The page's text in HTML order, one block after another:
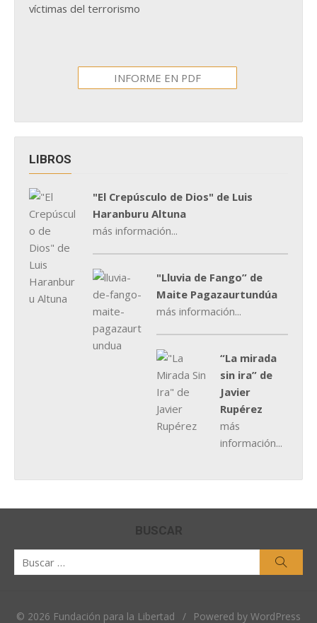
víctimas del terrorismo
INFORME EN PDF
LIBROS
"El Crepúsculo de Dios" de Luis
Haranburu Altuna
más información...
"Lluvia de Fango” de
Maite Pagazaurtundúa
más información...
“La mirada
sin ira” de
Javier
Rupérez
más
información...
BUSCAR
© 2026 Fundación para la Libertad / Powered by WordPress